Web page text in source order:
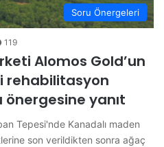
Soru Önergeleri
119
Alomos Gold’un
rehabilitasyon
önergesine yanıt
Tepesi'nde Kanadalı maden
son verildikten sonra ağaç